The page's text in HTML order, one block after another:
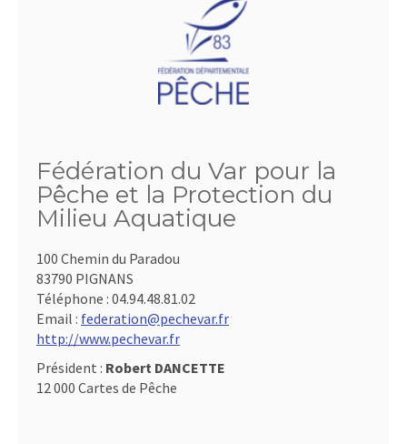
Fédération du Var pour la
Pêche et la Protection du
Milieu Aquatique
100 Chemin du Paradou
83790 PIGNANS
Téléphone : 04.94.48.81.02
Email : federation@pechevar.fr
http://www.pechevar.fr
Président : Robert DANCETTE
12 000 Cartes de Pêche